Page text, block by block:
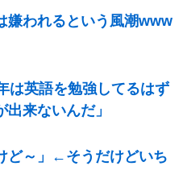
嫌われるという風潮www
は英語を勉強してるはず
来ないんだ」
ど～」←そうだけどいち